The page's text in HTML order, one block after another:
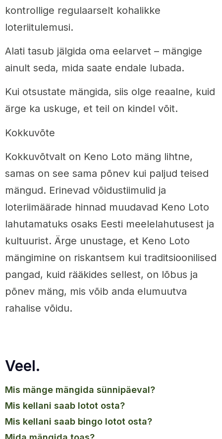
kontrollige regulaarselt kohalikke
loteriitulemusi.
Alati tasub jälgida oma eelarvet – mängige
ainult seda, mida saate endale lubada.
Kui otsustate mängida, siis olge reaalne, kuid
ärge ka uskuge, et teil on kindel võit.
Kokkuvõte
Kokkuvõtvalt on Keno Loto mäng lihtne,
samas on see sama põnev kui paljud teised
mängud. Erinevad võidustiimulid ja
loteriimäärade hinnad muudavad Keno Loto
lahutamatuks osaks Eesti meelelahutusest ja
kultuurist. Ärge unustage, et Keno Loto
mängimine on riskantsem kui traditsioonilised
pangad, kuid rääkides sellest, on lõbus ja
põnev mäng, mis võib anda elumuutva
rahalise võidu.
Veel.
mis mänge mängida sünnipäeval?
mis kellani saab lotot osta?
mis kellani saab bingo lotot osta?